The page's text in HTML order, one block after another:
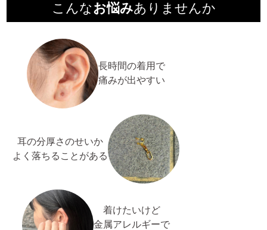
こんなお悩みありませんか
長時間の着用で
痛みが出やすい
耳の分厚さのせいか
よく落ちることがある
着けたいけど
金属アレルギーで